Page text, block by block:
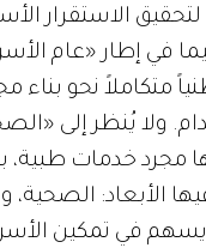
لتحقيق الاستقرار
متكاملاً نحو بناء
ولا يُنظر إلى
مجرد خدمات
الأبعاد: الصحية،
يسهم في تمكين